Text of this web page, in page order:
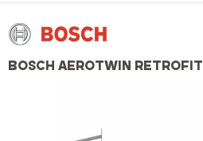
BOSCH AEROTWIN RETROFIT